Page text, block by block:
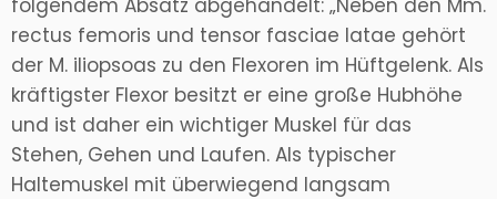
folgendem Absatz abgehandelt: „Neben den Mm.
rectus femoris und tensor fasciae latae gehört
der M. iliopsoas zu den Flexoren im Hüftgelenk. Als
kräftigster Flexor besitzt er eine große Hubhöhe
und ist daher ein wichtiger Muskel für das
Stehen, Gehen und Laufen. Als typischer
Haltemuskel mit überwiegend langsam